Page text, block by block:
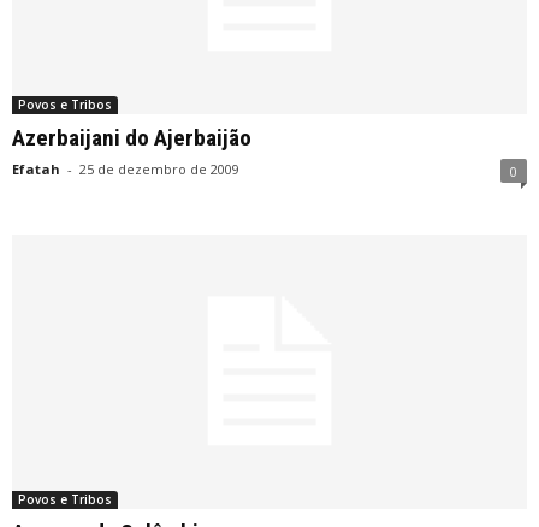
Povos e Tribos
Azerbaijani do Ajerbaijão
Efatah - 25 de dezembro de 2009 0
Povos e Tribos